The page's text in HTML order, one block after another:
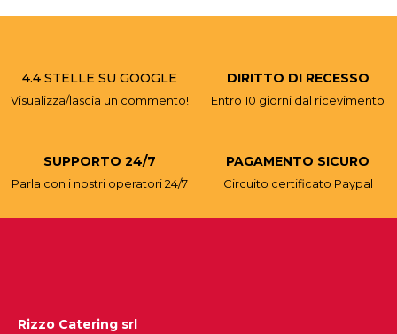
4.4 STELLE SU GOOGLE
Visualizza/lascia un commento!
DIRITTO DI RECESSO
Entro 10 giorni dal ricevimento
SUPPORTO 24/7
Parla con i nostri operatori 24/7
PAGAMENTO SICURO
Circuito certificato Paypal
Rizzo Catering srl